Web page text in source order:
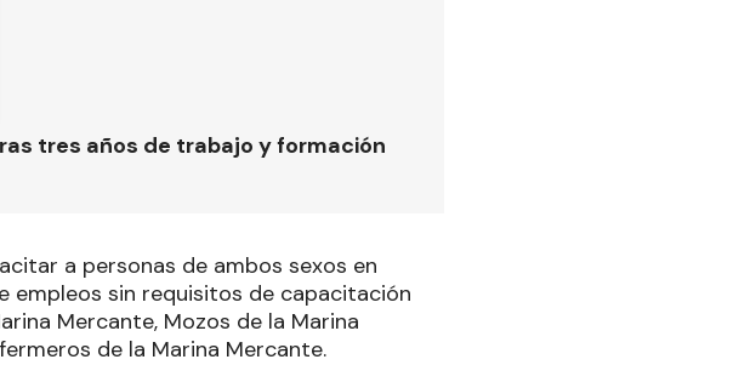
tres años de trabajo y formación
a personas de ambos sexos en
empleos sin requisitos de capacitación
Mercante, Mozos de la Marina
de la Marina Mercante.